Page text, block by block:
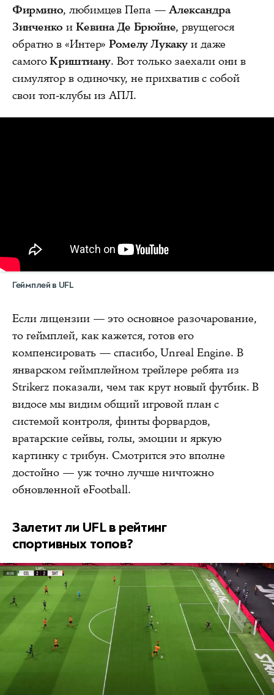
Фирмино, любимцев Пепа —Александра
Зинченко и Кевина Де Брюйне, рвущегося
обратно в «Интер»Ромелу Лукаку и даже
самогоКриштиану. Вот только заехали они в
симулятор в одиночку, не прихватив с собой
свои топ-клубы из АПЛ.
Геймплей в UFL
Если лицензии — это основное разочарование,
то геймплей, как кажется, готов его
компенсировать — спасибо, Unreal Engine. В
январском геймплейном трейлере ребята из
Strikerz показали, чем так крут новый футбик. В
видосе мы видим общий игровой план с
системой контроля, финты форвардов,
вратарские сейвы, голы, эмоции и яркую
картинку с трибун.Смотрится это вполне
достойно — уж точно лучше ничтожно
обновленной eFootball.
Залетит ли UFL в рейтинг
спортивных топов?